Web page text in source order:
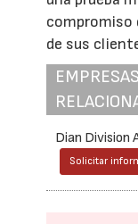
compromiso
de sus
Dian Division
Solicitar